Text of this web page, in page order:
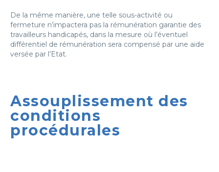
De la même manière, une telle sous-activité ou
fermeture n’impactera pas la rémunération garantie des
travailleurs handicapés, dans la mesure où l’éventuel
différentiel de rémunération sera compensé par une aide
versée par l’Etat.
Assouplissement des
conditions
procédurales